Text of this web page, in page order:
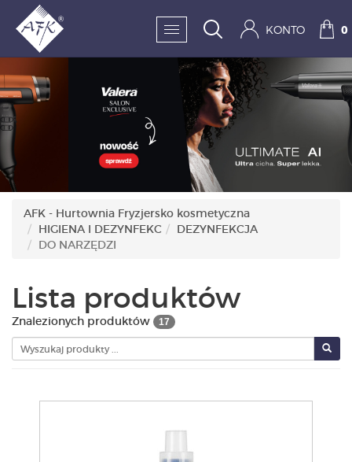
SKLEP:
FRYZJERSTWO
KOSMETYKA
HIGIENA I DEZYNFEKC
PAZNOKCIE
MĘŻCZYZNA
SZKOLENIA
KONTO 0
AFK - Hurtownia Fryzjersko kosmetyczna
HIGIENA I DEZYNFEKC
DEZYNFEKCJA
DO NARZĘDZI
Lista produktów
Znalezionych produktów 17